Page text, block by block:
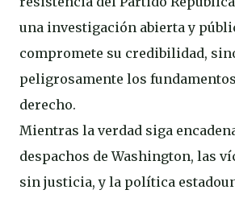
una investigación abierta y
compromete su credibilidad,
peligrosamente los
derecho.
Mientras la verdad siga
despachos de Washington, las
sin justicia, y la política